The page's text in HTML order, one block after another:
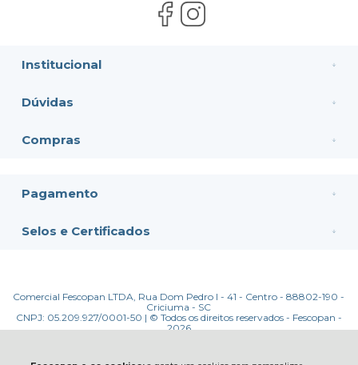
Institucional
Dúvidas
Compras
Pagamento
Selos e Certificados
Comercial Fescopan LTDA, Rua Dom Pedro I - 41 - Centro - 88802-190 -
Criciuma - SC
CNPJ: 05.209.927/0001-50 | © Todos os direitos reservados - Fescopan -
2026